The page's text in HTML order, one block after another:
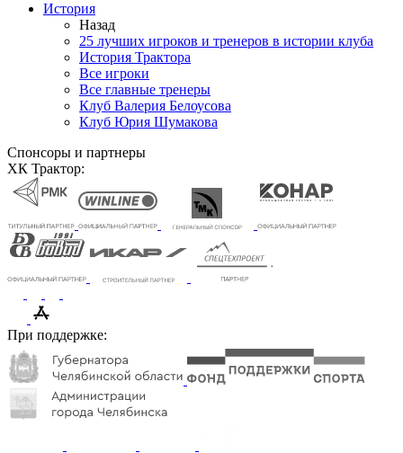
История
Назад
25 лучших игроков и тренеров в истории клуба
История Трактора
Все игроки
Все главные тренеры
Клуб Валерия Белоусова
Клуб Юрия Шумакова
Спонсоры и партнеры
ХК Трактор:
При поддержке: